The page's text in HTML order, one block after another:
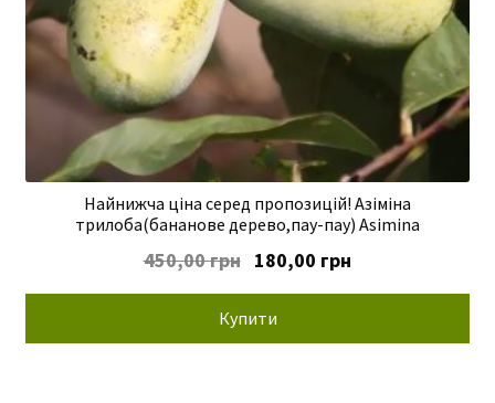
Найнижча ціна серед пропозицій! Азіміна
трилоба(бананове дерево,пау-пау) Asimina
450,00грн Оригінальна
450,00 грн.
180,00 грн
Купити